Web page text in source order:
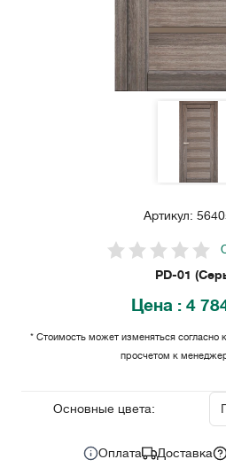
Артикул:
PD-01
Цена : 4
* Стоимость может изменяться согласно
просчетом к
Основные цвета:
Оплата Доставка